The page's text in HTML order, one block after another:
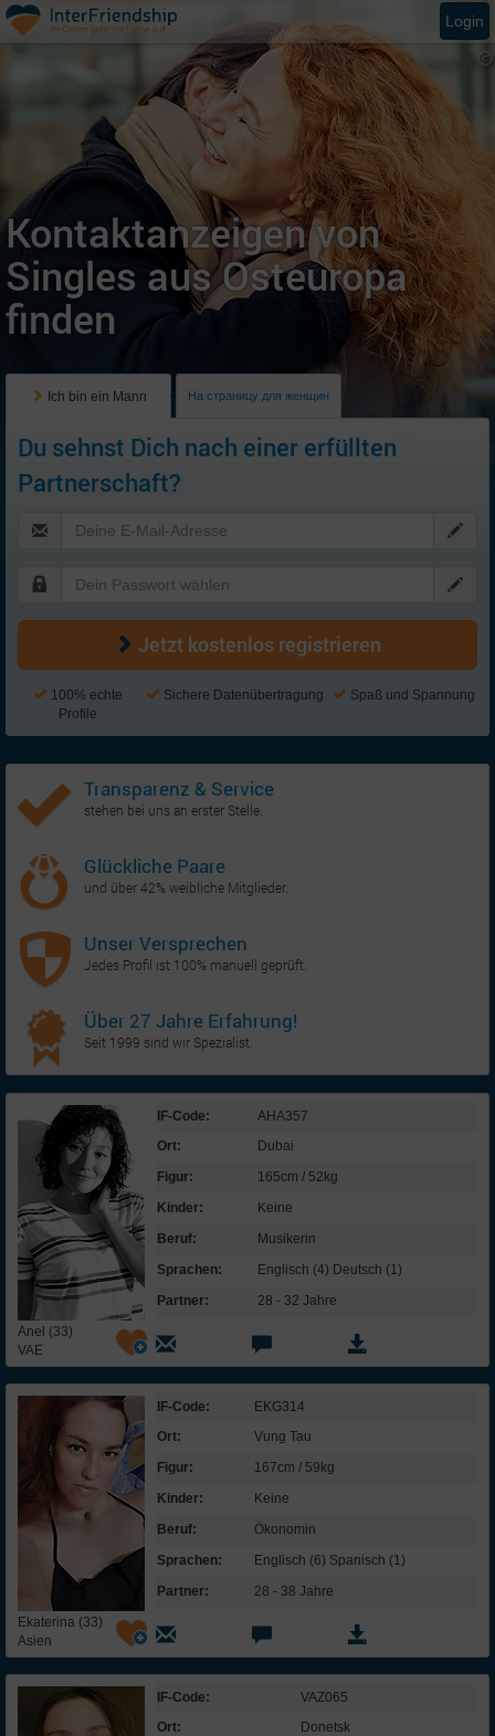
Kontaktanzeigen von
Singles aus Osteuropa
finden
Ich bin ein Mann На страницу для женщин
Du sehnst Dich nach einer erfüllten
Partnerschaft?
Jetzt kostenlos registrieren
100% echte
Profile
Sichere Datenübertragung Spaß und Spannung
Transparenz & Service
stehen bei uns an erster Stelle.
Glückliche Paare
und über 42% weibliche Mitglieder.
Unser Versprechen
Jedes Profil ist 100% manuell geprüft.
Über 27 Jahre Erfahrung!
Seit 1999 sind wir Spezialist.
Anel (33)
VAE
IF-Code:
AHA357
Ort:
Dubai
Figur:
165cm / 52kg
Kinder:
Keine
Beruf:
Musikerin
Sprachen:
Englisch (4) Deutsch (1)
Partner:
28 - 32 Jahre
Ekaterina (33)
Asien
IF-Code:
EKG314
Ort:
Vung Tau
Figur:
167cm / 59kg
Kinder:
Keine
Beruf:
Ökonomin
Sprachen:
Englisch (6) Spanisch (1)
Partner:
28 - 38 Jahre
IF-Code:
VAZ065
Ort:
Donetsk
Login